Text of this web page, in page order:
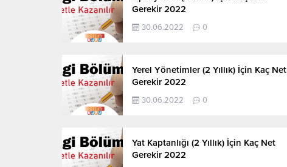
Gerekir 2022
30.06.2022 0
Yerel Yönetimler (2 Yıllık) İçin Kaç Net
Gerekir 2022
30.06.2022 0
Yat Kaptanlığı (2 Yıllık) İçin Kaç Net
Gerekir 2022